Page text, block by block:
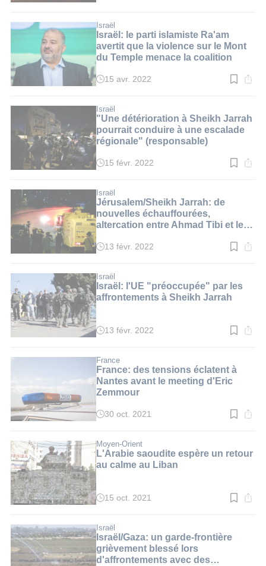
:
2
min.
Israël
Israël: le parti islamiste Ra'am
avertit que la violence sur le Mont
du Temple menace la coalition
Temps
:
3
min.
15 avr. 2022
Israël
"Une détérioration à Sheikh Jarrah
pourrait conduire à une escalade
régionale" (responsable)
Temps
:
2
min.
15 févr. 2022
Israël
Jérusalem/Sheikh Jarrah: de
nouvelles échauffourées,
altercation entre Ahmad Tibi et le
Temps
:
3
min.
13 févr. 2022
Israël
Israël: l'UE "préoccupée" par les
affrontements à Sheikh Jarrah
Temps
:
2
min.
13 févr. 2022
France
France: des tensions éclatent à
Nantes avant le meeting d'Eric
Zemmour
Temps
:
3
min.
30 oct. 2021
Moyen-Orient
L'Arabie saoudite espère un retour
au calme au Liban
Temps
:
2
min.
15 oct. 2021
Israël
Israël/Gaza: un garde-frontière
grièvement blessé lors
d'affrontements avec des